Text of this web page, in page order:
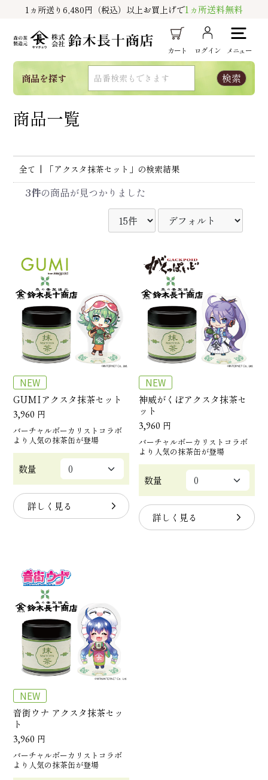
1ヵ所送り6,480円（税込）以上お買上げで1ヵ所送料無料
カート ログイン メニュー
商品を探す
商品一覧
全て | 「アクスタ抹茶セット」の検索結果
3件の商品が見つかりました
NEW
GUMIアクスタ抹茶セット
3,960 円
バーチャルボーカリストコラボ
より人気の抹茶缶が登場
数量
詳しく見る
NEW
神威がくぽアクスタ抹茶セ
ット
3,960 円
バーチャルボーカリストコラボ
より人気の抹茶缶が登場
数量
詳しく見る
NEW
音街ウナ アクスタ抹茶セッ
ト
3,960 円
バーチャルボーカリストコラボ
より人気の抹茶缶が登場